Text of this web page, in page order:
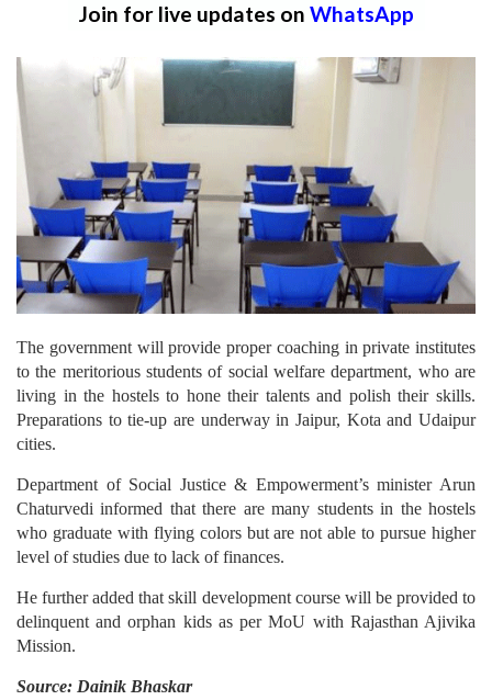
Join for live updates on WhatsApp
The government will provide proper coaching in private institutes
to the meritorious students of social welfare department, who are
living in the hostels to hone their talents and polish their skills.
Preparations to tie-up are underway in Jaipur, Kota and Udaipur
cities.
Department of Social Justice & Empowerment’s minister Arun
Chaturvedi informed that there are many students in the hostels
who graduate with flying colors but are not able to pursue higher
level of studies due to lack of finances.
He further added that skill development course will be provided to
delinquent and orphan kids as per MoU with Rajasthan Ajivika
Mission.
Source: Dainik Bhaskar